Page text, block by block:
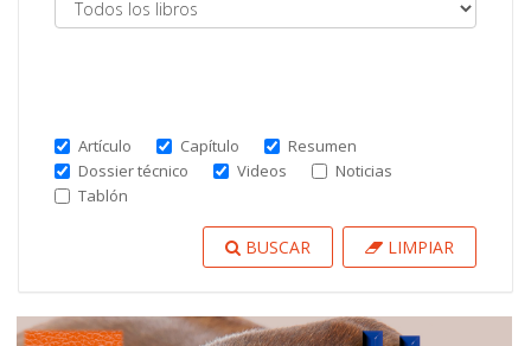
Artículo Capítulo
Resumen
Dossier técnico
Videos
Noticias
Tablón
BUSCAR LIMPIAR